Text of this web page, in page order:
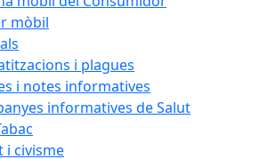
mòbil
i plagues
i notes informatives
informatives de Salut
i civisme